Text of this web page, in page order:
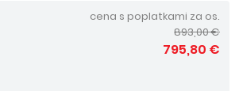
cena s poplatkami za os.
893,00 €
795,80 €